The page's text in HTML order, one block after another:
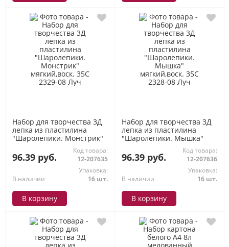
Набор для творчества 3Д
лепка из пластилина
"Шаролепики. Монстрик"
мягкий,воск. 35С 2329-08
Луч
96.39 руб.
Код товара:
12-207635
В наличии
Упаковка:
16 шт.
В корзину
Набор для творчества 3Д
лепка из пластилина
"Шаролепики. Мышка"
мягкий,воск. 35С 2328-08
Луч
96.39 руб.
Код товара:
12-207636
В наличии
Упаковка:
16 шт.
В корзину